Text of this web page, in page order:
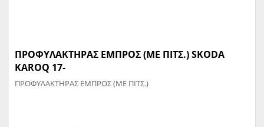
ΠΡΟΦΥΛΑΚΤΗΡΑΣ ΕΜΠΡΟΣ (ΜΕ ΠΙΤΣ.) SKODA
KAROQ 17-
ΠΡΟΦΥΛΑΚΤΗΡΑΣ ΕΜΠΡΟΣ (ΜΕ ΠΙΤΣ.)